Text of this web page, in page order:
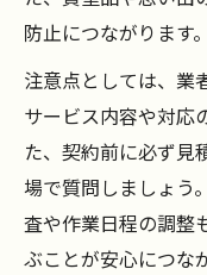
防止につながります。
注意点としては、業
サービス内容や対応
た、契約前に必ず見
場で質問しましょう
査や作業日程の調整
ぶことが安心につな